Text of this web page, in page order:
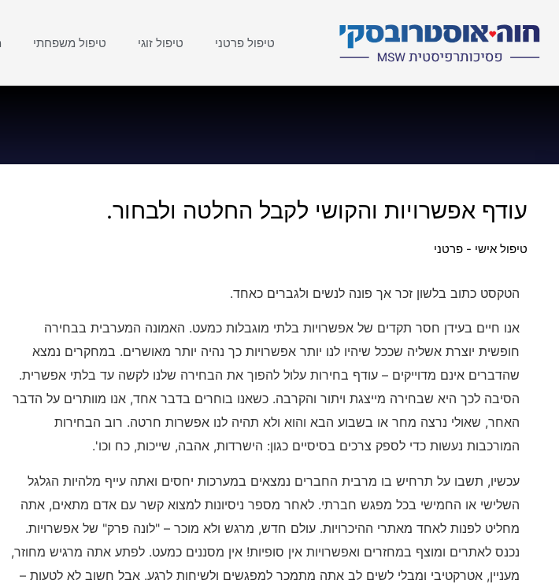
טיפול פרטני טיפול זוגי טיפול משפחתי
עודף אפשרויות והקושי לקבל החלטה ולבחור.
טיפול אישי - פרטני
הטקסט כתוב בלשון זכר אך פונה לנשים ולגברים כאחד.
אנו חיים בעידן חסר תקדים של אפשרויות בלתי מוגבלות כמעט. האמונה המערבית בבחירה
חופשית יוצרת אשליה שככל שיהיו לנו יותר אפשרויות כך נהיה יותר מאושרים. במחקרים נמצא
שהדברים אינם מדוייקים – עודף בחירות עלול להפוך את הבחירה שלנו לקשה עד בלתי אפשרית.
הסיבה לכך היא שבחירה מייצגת ויתור והקרבה. כשאנו בוחרים בדבר אחד, אנו מוותרים על הדבר
האחר, שאולי נרצה מחר או בשבוע הבא והוא ולא תהיה לנו אפשרות חרטה. רוב הבחירות
המורכבות נעשות כדי לספק צרכים בסיסיים כגון: הישרדות, אהבה, שייכות, כח וכו'.
עכשיו, תשבו על תרחיש בו מרבית החברים נמצאים במערכות יחסים ואתה עייף מלהיות הגלגל
השלישי או החמישי בכל מפגש חברתי. לאחר מספר ניסיונות למצוא קשר עם אדם מתאים, אתה
מחליט לפנות לאחד מאתרי ההיכרויות. עולם חדש, מרגש ולא מוכר – "לונה פרק" של אפשרויות.
נכנס לאתרים ומוצף במחזרים ואפשרויות אין סופיות! אין מסננים כמעט. לפתע אתה מרגיש מחוזר,
מעניין, אטרקטיבי ומבלי לשים לב אתה מתמכר למפגשים ולשיחות לרגע. אבל חשוב לא לטעות –